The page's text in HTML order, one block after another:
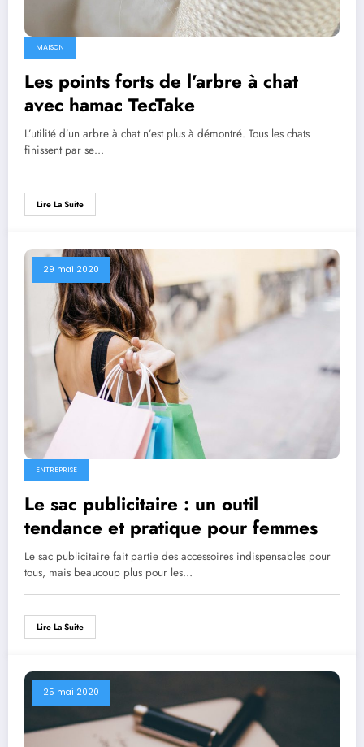
MAISON
Les points forts de l’arbre à chat
avec hamac TecTake
L’utilité d’un arbre à chat n’est plus à démontré. Tous les chats
finissent par se…
Lire La Suite
29 mai 2020
ENTREPRISE
Le sac publicitaire : un outil
tendance et pratique pour femmes
Le sac publicitaire fait partie des accessoires indispensables pour
tous, mais beaucoup plus pour les…
Lire La Suite
25 mai 2020